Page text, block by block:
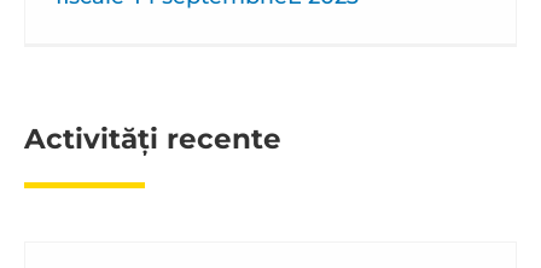
Activități recente